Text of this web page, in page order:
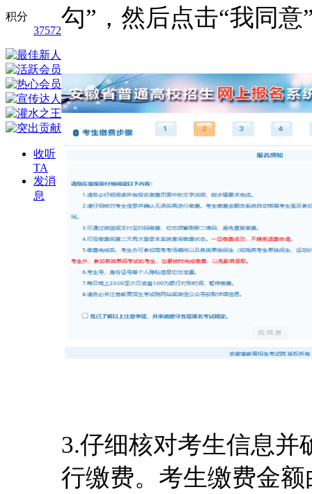
积分
37572
收听
TA
发消
息
勾”，然后点击“我同
3.仔细核对考生信息并
行缴费。考生缴费金